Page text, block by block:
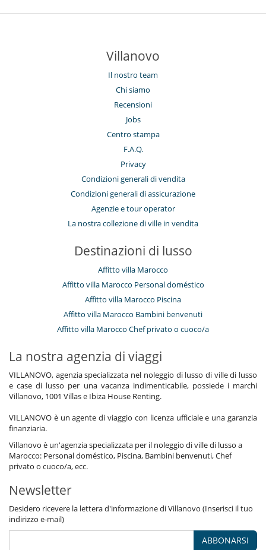
Villanovo
Il nostro team
Chi siamo
Recensioni
Jobs
Centro stampa
F.A.Q.
Privacy
Condizioni generali di vendita
Condizioni generali di assicurazione
Agenzie e tour operator
La nostra collezione di ville in vendita
Destinazioni di lusso
Affitto villa Marocco
Affitto villa Marocco Personal doméstico
Affitto villa Marocco Piscina
Affitto villa Marocco Bambini benvenuti
Affitto villa Marocco Chef privato o cuoco/a
La nostra agenzia di viaggi
VILLANOVO, agenzia specializzata nel noleggio di lusso di ville di lusso
e case di lusso per una vacanza indimenticabile, possiede i marchi
Villanovo, 1001 Villas e Ibiza House Renting.
VILLANOVO è un agente di viaggio con licenza ufficiale e una garanzia
finanziaria.
Villanovo è un'agenzia specializzata per il noleggio di ville di lusso a
Marocco: Personal doméstico, Piscina, Bambini benvenuti, Chef
privato o cuoco/a, ecc.
Newsletter
Desidero ricevere la lettera d'informazione di Villanovo (Inserisci il tuo
indirizzo e-mail)
ABBONARSI